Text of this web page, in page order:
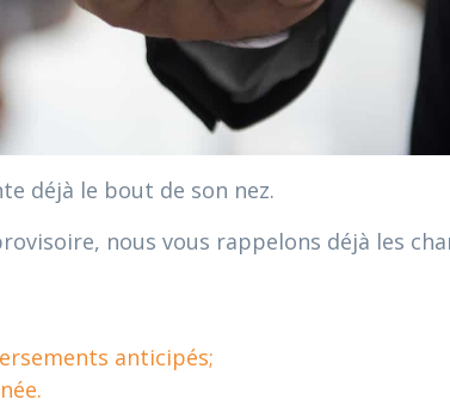
déjà le bout de son nez.
nous vous rappelons déjà les
anticipés;